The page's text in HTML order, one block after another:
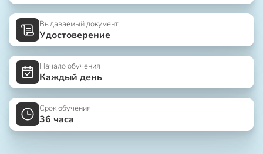
Выдаваемый документ
Удостоверение
Начало обучения
Каждый день
Срок обучения
36 часа